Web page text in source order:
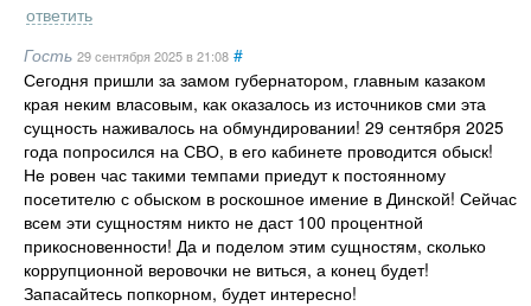
ответить
Гость 29 сентября 2025в 21:08 #
Сегодня пришли за замом губернатором, главным казаком
края неким власовым, как оказалось из источников сми эта
сущность наживалось на обмундировании! 29 сентября 2025
года попросился на СВО, в его кабинете проводится обыск!
Не ровен час такими темпами приедут к постоянному
посетителю с обыском в роскошное имение в Динской! Сейчас
всем эти сущностям никто не даст 100 процентной
прикосновенности! Да и поделом этим сущностям, сколько
коррупционной веровочки не виться, а конец будет!
Запасайтесь попкорном, будет интересно!